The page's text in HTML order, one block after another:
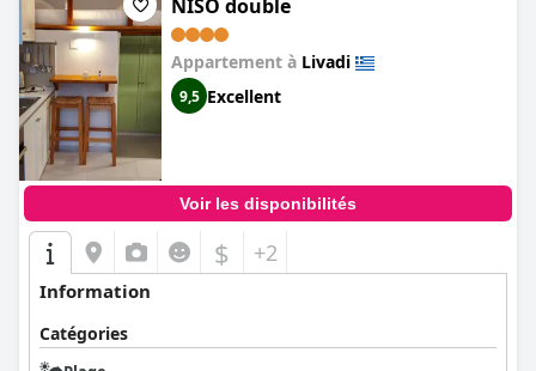
NISO double
Appartement à Livadi
9,5 Excellent
Voir les disponibilités
$ +2
Information
Catégories